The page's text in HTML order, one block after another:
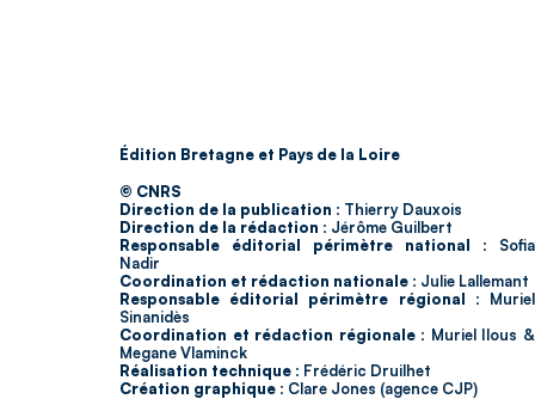
Édition Bretagne et Pays de la Loire
© CNRS
Direction de la publication : Thierry Dauxois
Direction de la rédaction : Jérôme Guilbert
Responsable éditorial périmètre national : Sofia
Nadir
Coordination et rédaction nationale : Julie Lallemant
Responsable éditorial périmètre régional : Muriel
Sinanidès
Coordination et rédaction régionale : Muriel Ilous &
Megane Vlaminck
Réalisation technique : Frédéric Druilhet
Création graphique : Clare Jones (agence CJP)